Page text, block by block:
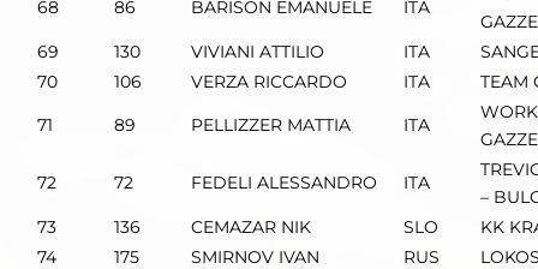
68 86 BARISON EMANUELE ITA
69
130 VIVIANI ATTILIO ITA
70
106 VERZA RICCARDO ITA
TEAM
71
89 PELLIZZER MATTIA ITA
72
72 FEDELI ALESSANDRO ITA
–
73
136 CEMAZAR NIK SLO
KK
74
175 SMIRNOV IVAN RUS